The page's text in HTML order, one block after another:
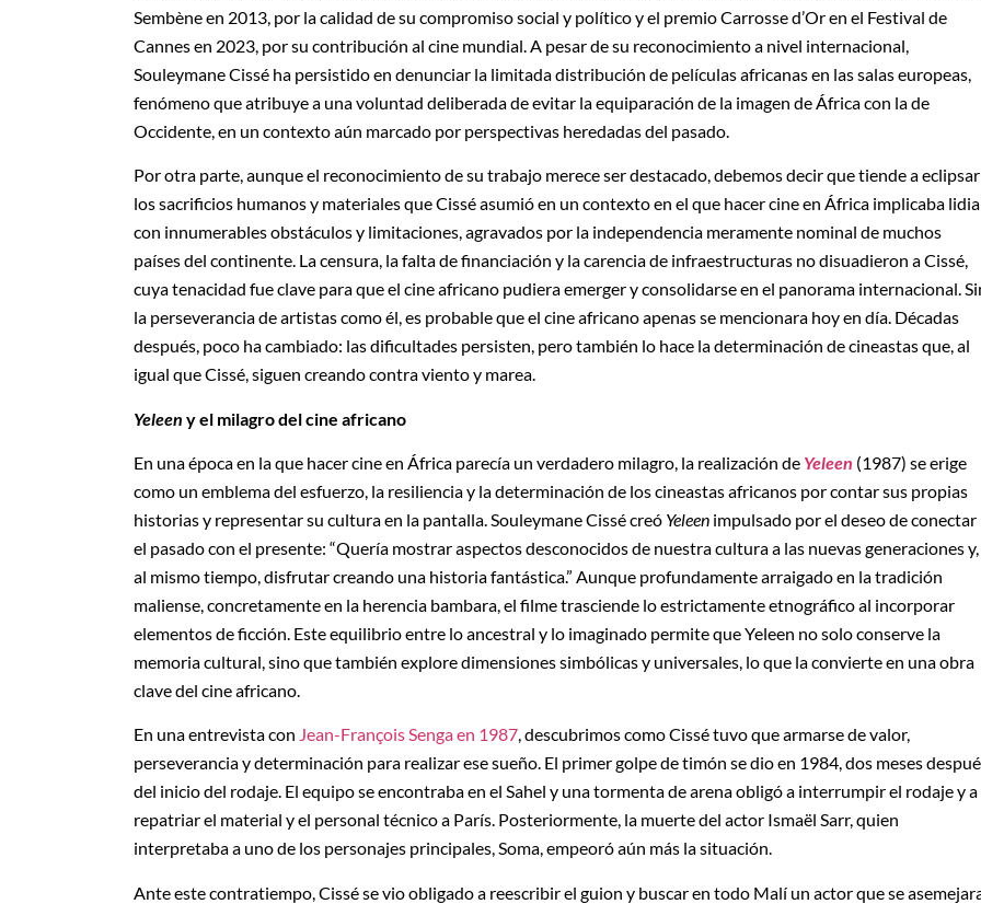
Sembène en 2013, por la calidad de su compromiso social y político y el premio Carrosse d’Or en el Festival de
Cannes en 2023, por su contribución al cine mundial. A pesar de su reconocimiento a nivel internacional,
Souleymane Cissé ha persistido en denunciar la limitada distribución de películas africanas en las salas europeas,
fenómeno que atribuye a una voluntad deliberada de evitar la equiparación de la imagen de África con la de
Occidente, en un contexto aún marcado por perspectivas heredadas del pasado.
Por otra parte, aunque el reconocimiento de su trabajo merece ser destacado, debemos decir que tiende a eclipsar
los sacrificios humanos y materiales que Cissé asumió en un contexto en el que hacer cine en África implicaba
con innumerables obstáculos y limitaciones, agravados por la independencia meramente nominal de muchos
países del continente. La censura, la falta de financiación y la carencia de infraestructuras no disuadieron a Cissé,
cuya tenacidad fue clave para que el cine africano pudiera emerger y consolidarse en el panorama internacional.
la perseverancia de artistas como él, es probable que el cine africano apenas se mencionara hoy en día. Décadas
después, poco ha cambiado: las dificultades persisten, pero también lo hace la determinación de cineastas que, al
igual que Cissé, siguen creando contra viento y marea.
Yeleen y el milagro del cine africano
En una época en la que hacer cine en África parecía un verdadero milagro, la realización de Yeleen (1987) se erige
como un emblema del esfuerzo, la resiliencia y la determinación de los cineastas africanos por contar sus propias
historias y representar su cultura en la pantalla. Souleymane Cissé creó Yeleen impulsado por el deseo de conectar
el pasado con el presente: “Quería mostrar aspectos desconocidos de nuestra cultura a las nuevas generaciones y,
al mismo tiempo, disfrutar creando una historia fantástica.” Aunque profundamente arraigado en la tradición
maliense, concretamente en la herencia bambara, el filme trasciende lo estrictamente etnográfico al incorporar
elementos de ficción. Este equilibrio entre lo ancestral y lo imaginado permite que Yeleen no solo conserve la
memoria cultural, sino que también explore dimensiones simbólicas y universales, lo que la convierte en una obra
clave del cine africano.
En una entrevista con Jean-François Senga en 1987, descubrimos como Cissé tuvo que armarse de valor,
perseverancia y determinación para realizar ese sueño. El primer golpe de timón se dio en 1984, dos meses
del inicio del rodaje. El equipo se encontraba en el Sahel y una tormenta de arena obligó a interrumpir el rodaje y a
repatriar el material y el personal técnico a París. Posteriormente, la muerte del actor Ismaël Sarr, quien
interpretaba a uno de los personajes principales, Soma, empeoró aún más la situación.
Ante este contratiempo, Cissé se vio obligado a reescribir el guion y buscar en todo Malí un actor que se